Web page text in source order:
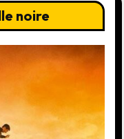
noire